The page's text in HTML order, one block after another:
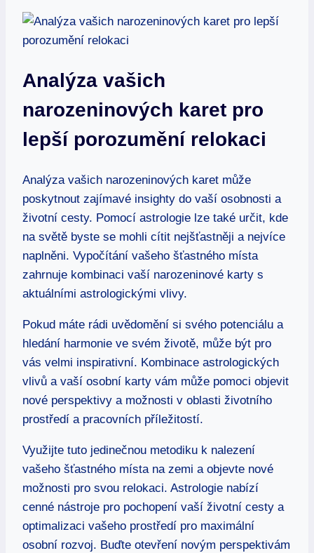
Analýza vašich
narozeninových karet pro
lepší porozumění relokaci
Analýza vašich narozeninových karet může
poskytnout zajímavé insighty do vaší osobnosti a
životní cesty. Pomocí astrologie lze také určit, kde
na světě byste se mohli cítit nejšťastněji a nejvíce
naplněni. Vypočítání vašeho šťastného místa
zahrnuje kombinaci vaší narozeninové karty s
aktuálními astrologickými vlivy.
Pokud máte rádi uvědomění si svého potenciálu a
hledání harmonie ve svém životě, může být pro
vás velmi inspirativní. Kombinace astrologických
vlivů a vaší osobní karty vám může pomoci objevit
nové perspektivy a možnosti v oblasti životního
prostředí a pracovních příležitostí.
Využijte tuto jedinečnou metodiku k nalezení
vašeho šťastného místa na zemi a objevte nové
možnosti pro svou relokaci. Astrologie nabízí
cenné nástroje pro pochopení vaší životní cesty a
optimalizaci vašeho prostředí pro maximální
osobní rozvoj. Buďte otevření novým perspektivám